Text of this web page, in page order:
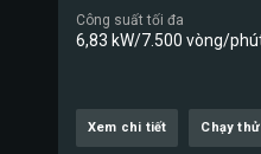
Công suất tối đa
6,83 kW/7.500 vòng/
Xem chi tiết Chạy thử